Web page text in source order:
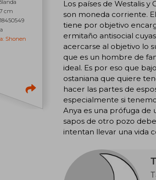
cm
Shonen
Los países de Westalis
son moneda corriente.
tiene por objetivo
ermitaño antisocial
acercarse al objetivo lo
que es un hombre de
ideal. Es por eso que
ostaniana que quiere
hacer las partes de
especialmente si
Anya es una prófuga de
sapos de otro pozo
intentan llevar una vida